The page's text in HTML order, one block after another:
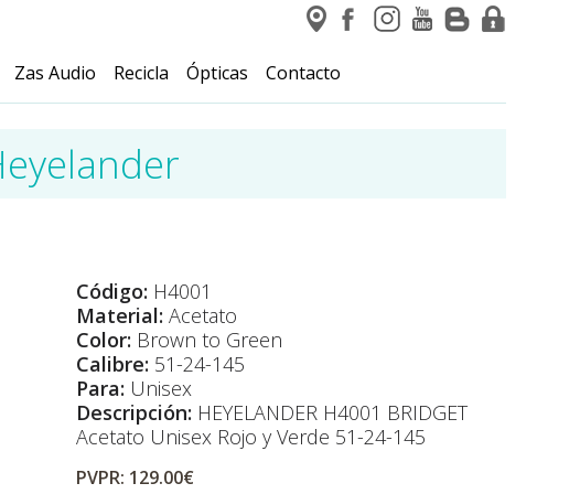
Zas Audio Recicla Ópticas Contacto
Código: H4001
Material: Acetato
Color: Brown to Green
Calibre: 51-24-145
Para: Unisex
Descripción: HEYELANDER H4001 BRIDGET
Acetato Unisex Rojo y Verde 51-24-145
PVPR: 129.00€